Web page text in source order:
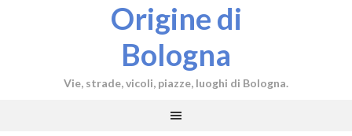
Origine di
Bologna
Vie, strade, vicoli, piazze, luoghi di Bologna.